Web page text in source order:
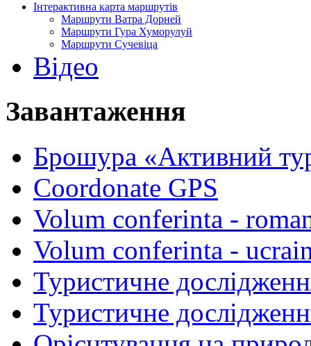
Інтерактивна карта маршрутів
Маршрути Ватра Дорней
Маршрути Гура Хуморулуй
Маршрути Сучевіца
Відео
Завантаження
Брошура «Активний
Coordonate GPS
Volum conferinta -
Volum conferinta -
Туристичне
Туристичне